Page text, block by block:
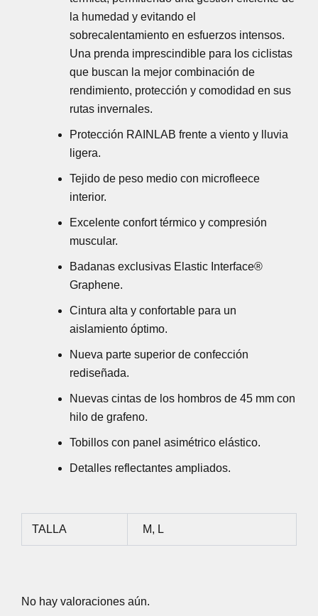
la humedad y evitando el
sobrecalentamiento en esfuerzos intensos.
Una prenda imprescindible para los ciclistas
que buscan la mejor combinación de
rendimiento, protección y comodidad en sus
rutas invernales.
Protección RAINLAB frente a viento y lluvia
ligera.
Tejido de peso medio con microfleece
interior.
Excelente confort térmico y compresión
muscular.
Badanas exclusivas Elastic Interface®
Graphene.
Cintura alta y confortable para un
aislamiento óptimo.
Nueva parte superior de confección
rediseñada.
Nuevas cintas de los hombros de 45 mm con
hilo de grafeno.
Tobillos con panel asimétrico elástico.
Detalles reflectantes ampliados.
TALLA M, L
No hay valoraciones aún.